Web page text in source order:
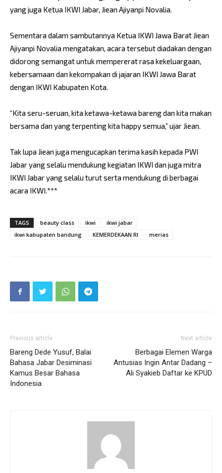
yang juga Ketua IKWI Jabar, Jiean Ajiyanpi Novalia.
Sementara dalam sambutannya Ketua IKWI Jawa Barat Jiean
Ajiyanpi Novalia mengatakan, acara tersebut diadakan dengan
didorong semangat untuk mempererat rasa kekeluargaan,
kebersamaan dan kekompakan di jajaran IKWI Jawa Barat
dengan IKWI Kabupaten Kota.
“Kita seru-seruan, kita ketawa-ketawa bareng dan kita makan
bersama dan yang terpenting kita happy semua,” ujar Jiean.
Tak lupa Jiean juga mengucapkan terima kasih kepada PWI
Jabar yang selalu mendukung kegiatan IKWI dan juga mitra
IKWI Jabar yang selalu turut serta mendukung di berbagai
acara IKWI.***
TAGS beauty class ikwi
ikwi jabar
ikwi kabupaten bandung
KEMERDEKAAN RI merias
Previous article
Bareng Dede Yusuf, Balai
Bahasa Jabar Desiminasi
Kamus Besar Bahasa
Indonesia
Next article
Berbagai Elemen Warga
Antusias Ingin Antar Dadang –
Ali Syakieb Daftar ke KPUD